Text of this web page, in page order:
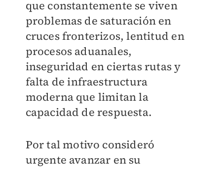
que constantemente se viven
problemas de saturación en
cruces fronterizos, lentitud en
procesos aduanales,
inseguridad en ciertas rutas y
falta de infraestructura
moderna que limitan la
capacidad de respuesta.
Por tal motivo consideró
urgente avanzar en su